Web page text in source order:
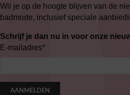
Wil je op de hoogte blijven van de
badmode, inclusief speciale
Schrijf je dan nu in voor onze
E-mailadres*
AANMELDEN